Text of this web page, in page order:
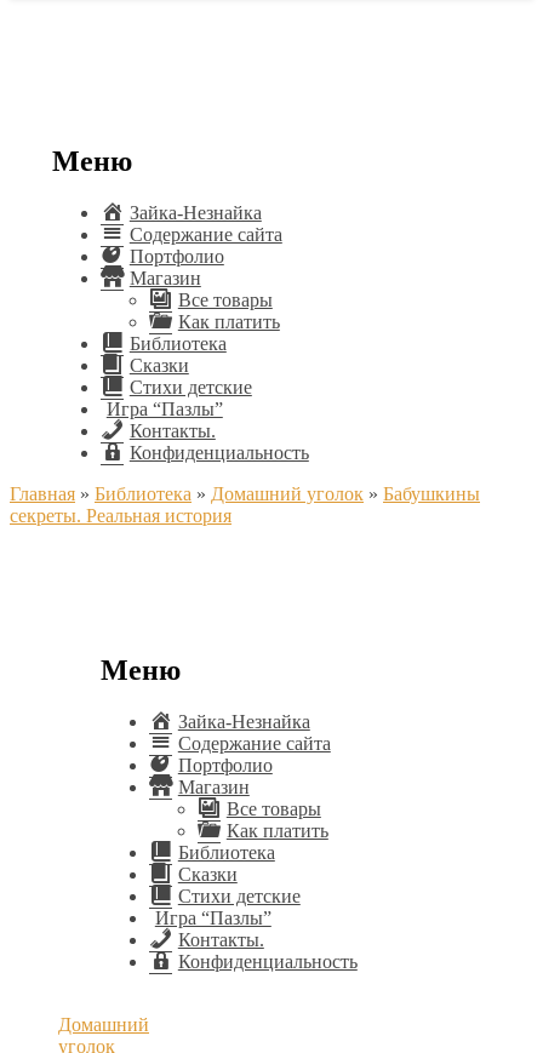
Меню
Зайка-Незнайка
Содержание сайта
Портфолио
Магазин
Все товары
Как платить
Библиотека
Сказки
Стихи детские
Игра “Пазлы”
Контакты.
Конфиденциальность
Главная » Библиотека » Домашний уголок » Бабушкины
секреты. Реальная история
Меню
Зайка-Незнайка
Содержание сайта
Портфолио
Магазин
Все товары
Как платить
Библиотека
Сказки
Стихи детские
Игра “Пазлы”
Контакты.
Конфиденциальность
Домашний
уголок